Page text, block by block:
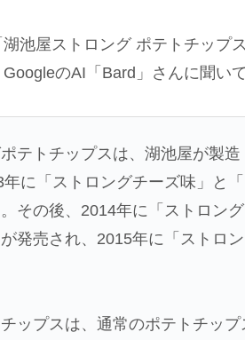
池屋ストロング ポテトチップ
のAI「Bard」さんに聞い
テトチップスは、湖池屋が製
に「ストロングチーズ味」と
その後、2014年に「ストロン
発売され、2015年に「ストロ
ップスは、通常のポテトチッ